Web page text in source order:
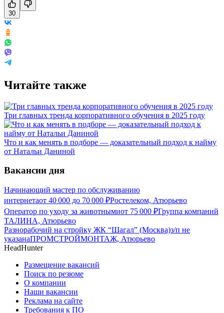
30
Читайте также
Три главных тренда корпоративного обучения в 2025 году
Что и как менять в подборе — доказательный подход к найму
от Натальи Даниной
Вакансии дня
Начинающий мастер по обслуживанию
интернетаот 40 000 до 70 000 ₽Ростелеком, Атюрьево
Оператор по уходу за животнымиот 75 000 ₽Группа компаний
ТАЛИНА, Атюрьево
Разнорабочий на стройку ЖК “Шагал” (Москва)з/п не
указанаПРОМСТРОЙМОНТАЖ, Атюрьево
HeadHunter
Размещение вакансий
Поиск по резюме
О компании
Наши вакансии
Реклама на сайте
Требования к ПО